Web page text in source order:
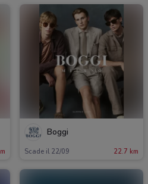
Boggi
Scade il 22/09 22.7 km